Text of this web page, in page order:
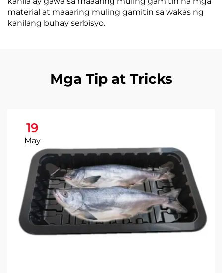
material at maaaring muling gamitin sa wakas ng
kanilang buhay serbisyo.
Mga Tip at Tricks
19
May